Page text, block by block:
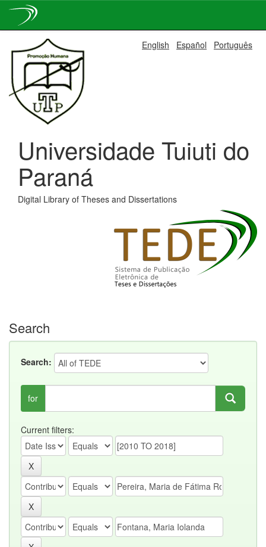
navigation
English Español Português
Universidade Tuiuti do
Paraná
Digital Library of Theses and Dissertations
Search
Search:
for
Current filters: